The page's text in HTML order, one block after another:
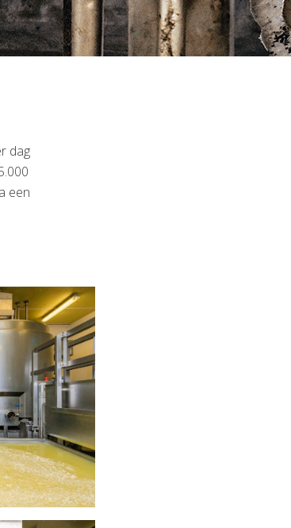
dag
een